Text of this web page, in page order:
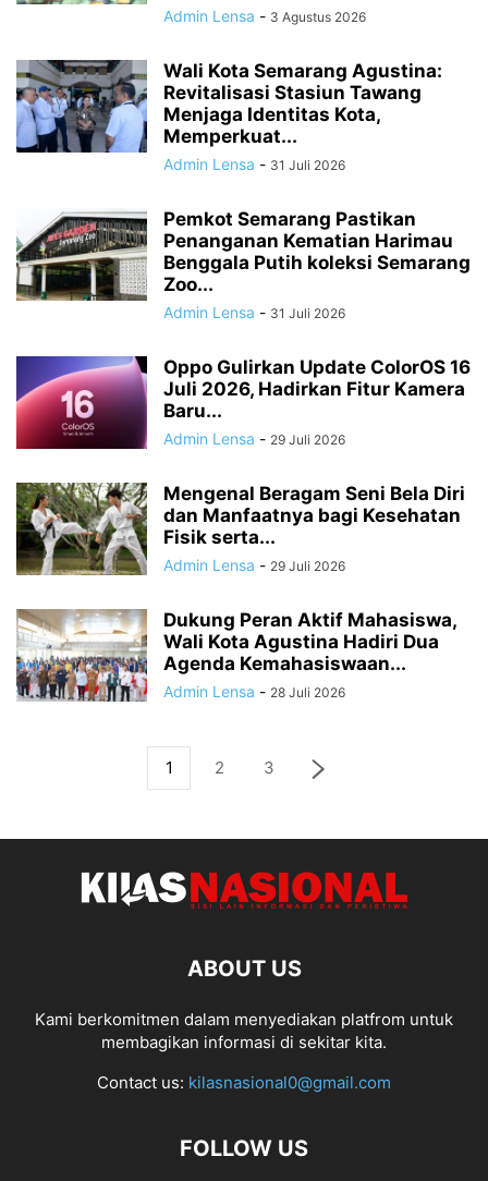
Admin Lensa - 3 Agustus 2026
Wali Kota Semarang Agustina:
Revitalisasi Stasiun Tawang
Menjaga Identitas Kota,
Memperkuat...
Admin Lensa - 31 Juli 2026
Pemkot Semarang Pastikan
Penanganan Kematian Harimau
Benggala Putih koleksi Semarang
Zoo...
Admin Lensa - 31 Juli 2026
Oppo Gulirkan Update ColorOS 16
Juli 2026, Hadirkan Fitur Kamera
Baru...
Admin Lensa - 29 Juli 2026
Mengenal Beragam Seni Bela Diri
dan Manfaatnya bagi Kesehatan
Fisik serta...
Admin Lensa - 29 Juli 2026
Dukung Peran Aktif Mahasiswa,
Wali Kota Agustina Hadiri Dua
Agenda Kemahasiswaan...
Admin Lensa - 28 Juli 2026
1 2 3
ABOUT US
Kami berkomitmen dalam menyediakan platfrom untuk
membagikan informasi di sekitar kita.
Contact us: kilasnasional0@gmail.com
FOLLOW US